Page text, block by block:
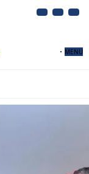
MENU